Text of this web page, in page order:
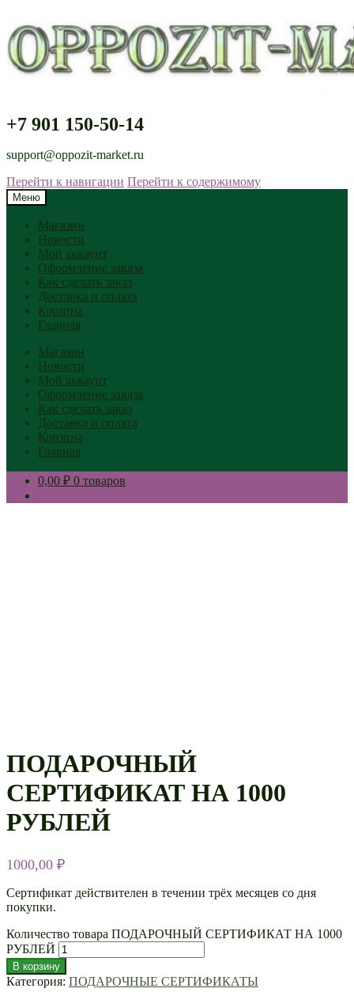
+7 901 150-50-14
support@oppozit-market.ru
Перейти к навигации Перейти к содержимому
Меню
Магазин
Новости
Мой аккаунт
Оформление заказа
Как сделать заказ
Доставка и оплата
Корзина
Главная
Магазин
Новости
Мой аккаунт
Оформление заказа
Как сделать заказ
Доставка и оплата
Корзина
Главная
0,00 ₽ 0 товаров
ПОДАРОЧНЫЙ
СЕРТИФИКАТ НА 1000
РУБЛЕЙ
1000,00 ₽
Сертификат действителен в течении трёх месяцев со дня
покупки.
Количество товара ПОДАРОЧНЫЙ СЕРТИФИКАТ НА 1000
РУБЛЕЙ
В корзину
Категория: ПОДАРОЧНЫЕ СЕРТИФИКАТЫ